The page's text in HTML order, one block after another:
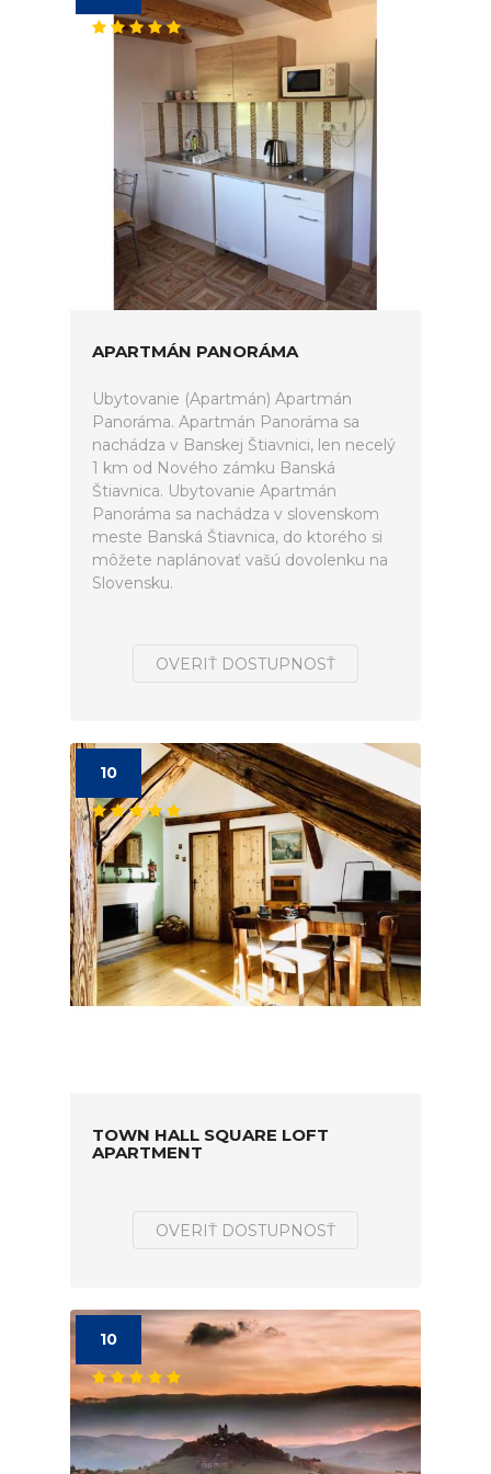
APARTMÁN PANORÁMA
Ubytovanie (Apartmán) Apartmán
Panoráma. Apartmán Panoráma sa
nachádza v Banskej Štiavnici, len necelý
1 km od Nového zámku Banská
Štiavnica. Ubytovanie Apartmán
Panoráma sa nachádza v slovenskom
meste Banská Štiavnica, do ktorého si
môžete naplánovať vašú dovolenku na
Slovensku.
OVERIŤ DOSTUPNOSŤ
10
TOWN HALL SQUARE LOFT
APARTMENT
OVERIŤ DOSTUPNOSŤ
10